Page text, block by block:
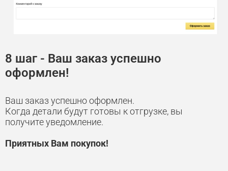
8 шаг - Ваш заказ успешно
оформлен!
Ваш заказ успешно оформлен.
Когда детали будут готовы к отгрузке, вы
получите уведомление.
Приятных Вам покупок!